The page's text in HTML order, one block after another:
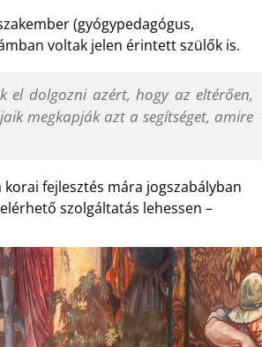
(gyógypedagógus,
voltak jelen érintett szülők is.
el dolgozni azért, hogy az eltérően,
megkapják azt a segítséget, amire
fejlesztés mára jogszabályban
szolgáltatás lehessen –